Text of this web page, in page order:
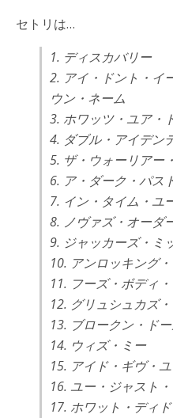
セトリは…
1. ディスカバリー
2. アイ・ドント・イ
ウン・ネーム
3. ホワッツ・ユア・
4. ダブル・アイデン
5. ザ・ウォーリアー
6. ア・ダーク・パス
7. イン・タイム・ユ
8. ノヴァズ・オーダ
9. ジャッカーズ・ミ
10. アンロッキング
11. フーズ・ボディ
12. グリュシュカズ
13. ブロークン・ド
14. ウィズ・ミー
15. アイド・ギヴ・
16. ユー・ジャスト
17. ホワット・ディ